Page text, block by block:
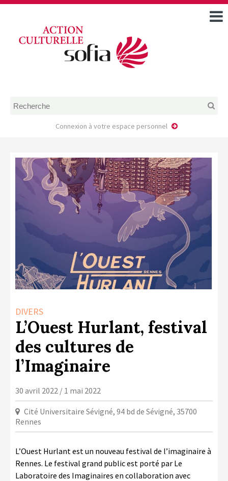
DOSSIERS DE DEMANDE
FAIRE UNE DEMANDE D’AIDE
MODÈLE D’ACCORD DE
PRESTATION
AUTEUR/PORTEUR DE
PROJET
LA COPIE PRIVÉE
NUMÉRIQUE
LA CULTURE AVEC LA COPIE
PRIVÉE
CONTACTS
Connexion à votre espace personnel
DIVERS
L’Ouest Hurlant, festival
des cultures de
l’Imaginaire
30 avril 2022 / 1 mai 2022
Cité Universitaire Sévigné, 94 bd de Sévigné, 35700
Rennes
L’Ouest Hurlant est un nouveau festival de l’imaginaire à
Rennes. Le festival grand public est porté par Le
Laboratoire des Imaginaires en collaboration avec